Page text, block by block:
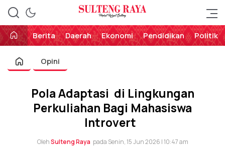
Sulteng Raya
Perekat Rakyat Sulteng
Berita
Daerah Ekonomi Pendidikan Politik
Opini
Pola Adaptasi di Lingkungan
Perkuliahan Bagi Mahasiswa
Introvert
OlehSulteng Raya pada Senin, 15 Jun 2026 | 10:47 am